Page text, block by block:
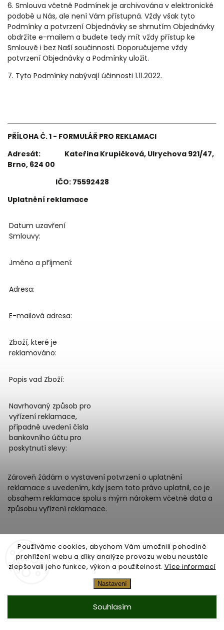
Používáme cookies, abychom Vám umožnili pohodlné
prohlížení webu a díky analýze provozu webu neustále
zlepšovali jeho funkce, výkon a použitelnost. Více informací
Nastavení
Souhlasím
6. Smlouva včetně Podmínek je archivována v elektronické
podobě u Nás, ale není Vám přístupná. Vždy však tyto
Podmínky a potvrzení Objednávky se shrnutím Objednávky
obdržíte e-mailem a budete tedy mít vždy přístup ke
Smlouvě i bez Naší součinnosti. Doporučujeme vždy
potvrzení Objednávky a Podmínky uložit.
7. Tyto Podmínky nabývají účinnosti 1.11.2022.
PŘÍLOHA Č. 1 - FORMULÁŘ PRO REKLAMACI
Adresát:
Kateřina Krupičková, Ulrychova 921/47,
Brno, 624 00
IČO: 75592428
Uplatnění reklamace
Datum uzavření
Smlouvy:
Jméno a příjmení:
Adresa:
E-mailová adresa:
Zboží, které je
reklamováno:
Popis vad Zboží:
Navrhovaný způsob pro
vyřízení reklamace,
případně uvedení čísla
bankovního účtu pro
poskytnutí slevy:
Zároveň žádám o vystavení potvrzení o uplatnění
reklamace s uvedením, kdy jsem toto právo uplatnil, co je
obsahem reklamace spolu s mým nárokem včetně data a
způsobu vyřízení reklamace.
Datum:
Podpis: